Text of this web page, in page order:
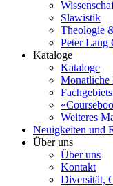
Slawistik
Theologie
Peter Lang
Kataloge
Kataloge
Monatliche
Weiteres
Neuigkeiten und
Über uns
Über uns
Kontakt
Diversität,